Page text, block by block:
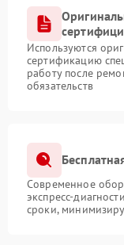
Используются
сертификацию
работу после
обязательств
Современное
экспресс-
сроки,